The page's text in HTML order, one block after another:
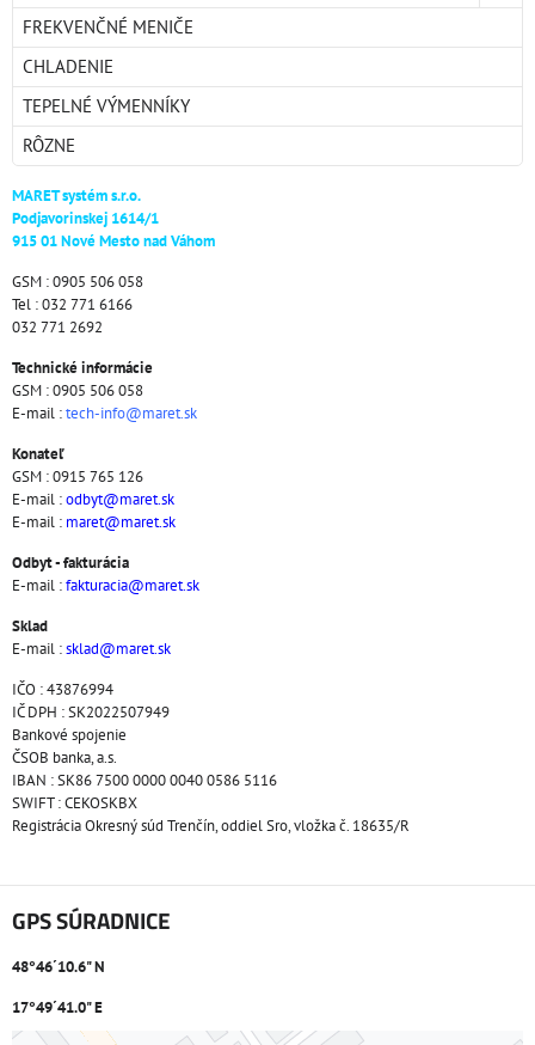
FREKVENČNÉ MENIČE
CHLADENIE
TEPELNÉ VÝMENNÍKY
RÔZNE
MARET systém s.r.o.
Podjavorinskej 1614/1
915 01 Nové Mesto nad Váhom
GSM : 0905 506 058
Tel : 032 771 6166
032 771 2692
Technické informácie
GSM : 0905 506 058
E-mail :tech-info@maret.sk
Konateľ
GSM : 0915 765 126
E-mail :odbyt@maret.sk
E-mail : maret@maret.sk
Odbyt - fakturácia
E-mail :fakturacia@maret.sk
Sklad
E-mail :sklad@maret.sk
IČO : 43876994
IČ DPH : SK2022507949
Bankové spojenie
ČSOB banka, a.s.
IBAN : SK86 7500 0000 0040 0586 5116
SWIFT : CEKOSKBX
Registrácia Okresný súd Trenčín, oddiel Sro, vložka č. 18635/R
GPS SÚRADNICE
48°46´10.6" N
17°49´41.0" E